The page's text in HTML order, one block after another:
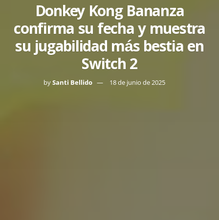
Donkey Kong Bananza
confirma su fecha y muestra
su jugabilidad más bestia en
Switch 2
bySanti Bellido 18 de junio de 2025